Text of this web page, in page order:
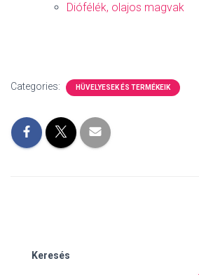
Diófélék, olajos magvak
Categories: HÜVELYESEK ÉS TERMÉKEIK
Keresés